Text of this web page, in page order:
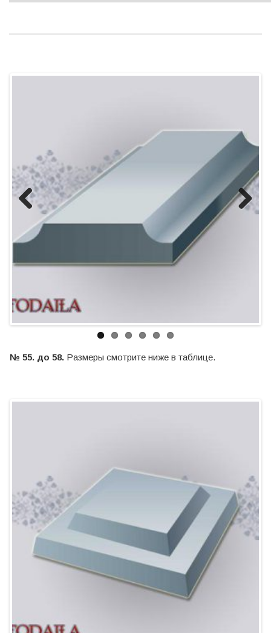
Previous
№ 55. до 58. Размеры смотрите ниже в таблице.